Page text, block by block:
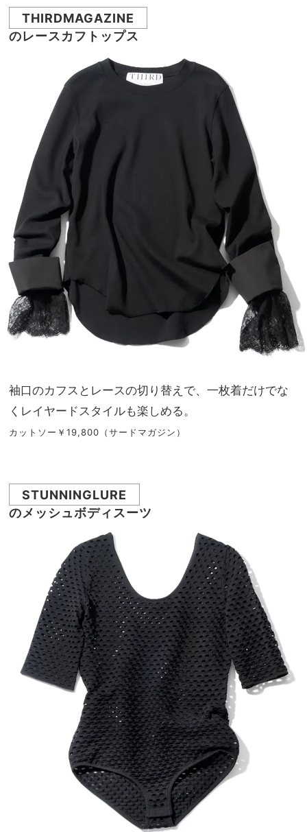
THIRDMAGAZINE
のレースカフトップス
袖口のカフスとレースの切り替えで、一枚着だけでな
くレイヤードスタイルも楽しめる。
カットソー￥19,800（サードマガジン）
STUNNINGLURE
のメッシュボディスーツ